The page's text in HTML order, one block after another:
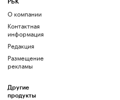
РБК
О компании
Контактная
информация
Редакция
Размещение
рекламы
Другие
продукты